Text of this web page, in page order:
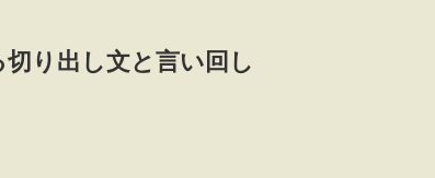
り出し文と言い回し